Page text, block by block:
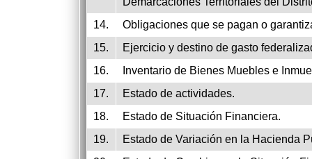
14.
Obligaciones que se pagan o
15.
Ejercicio y destino de gasto
16.
Inventario de Bienes Muebles e
17.
Estado de actividades.
18.
Estado de Situación Financiera.
19.
Estado de Variación en la Hacienda